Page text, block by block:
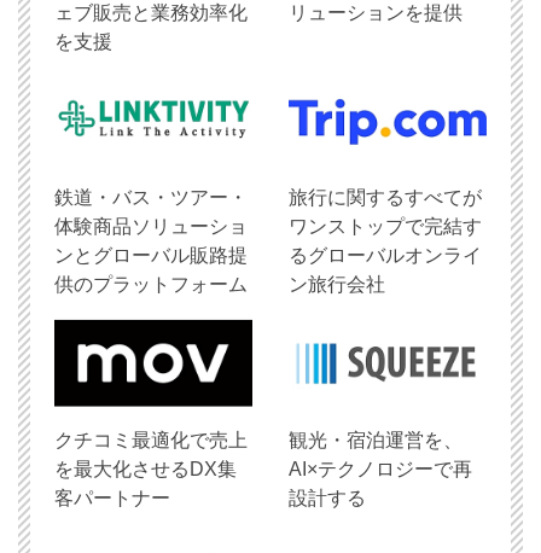
ェブ販売と業務効率化
を支援
リューションを提供
鉄道・バス・ツアー・
体験商品ソリューショ
ンとグローバル販路提
供のプラットフォーム
旅行に関するすべてが
ワンストップで完結す
るグローバルオンライ
ン旅行会社
クチコミ最適化で売上
を最大化させるDX集
客パートナー
観光・宿泊運営を、
AI×テクノロジーで再
設計する